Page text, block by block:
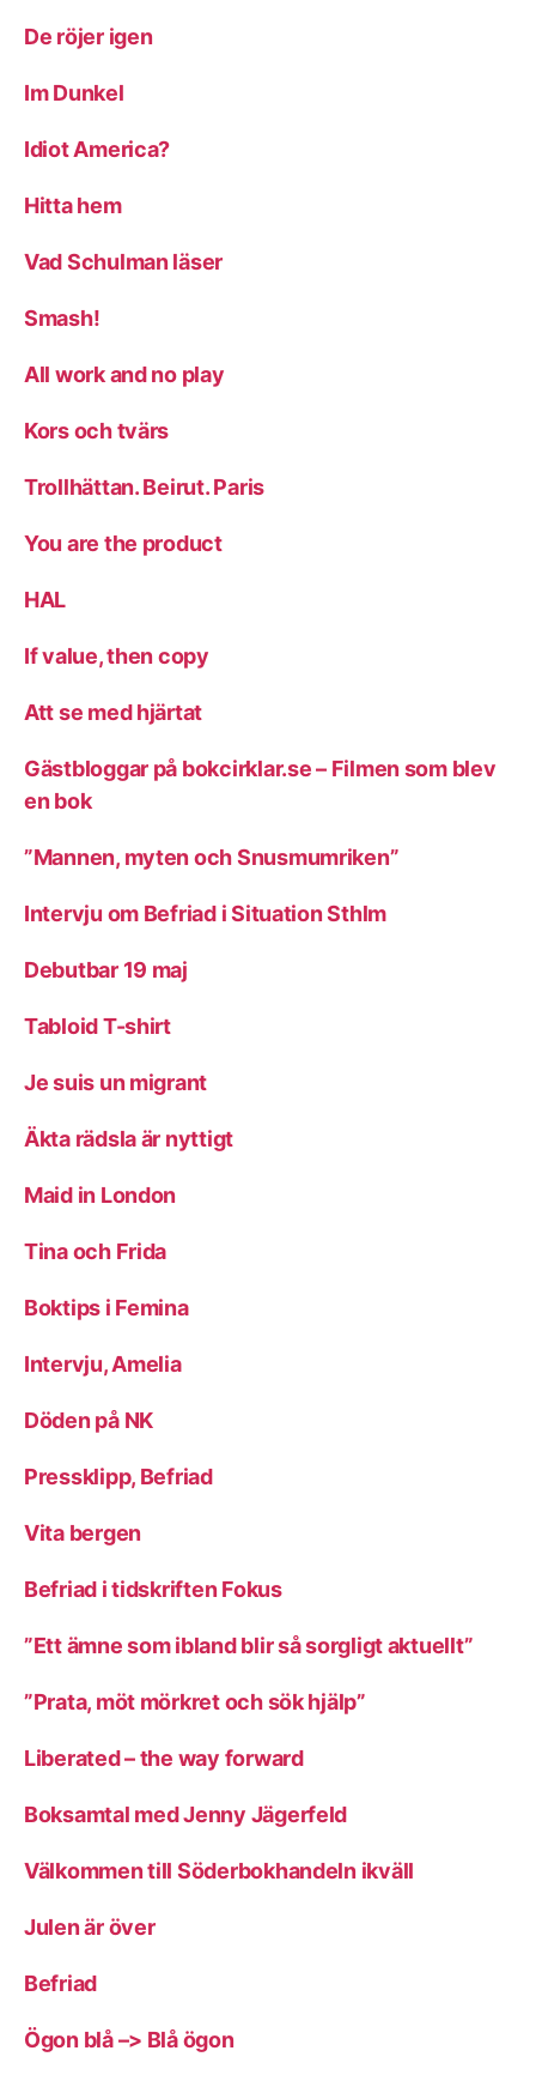
De röjer igen
Im Dunkel
Idiot America?
Hitta hem
Vad Schulman läser
Smash!
All work and no play
Kors och tvärs
Trollhättan. Beirut. Paris
You are the product
HAL
If value, then copy
Att se med hjärtat
Gästbloggar på bokcirklar.se – Filmen som blev
en bok
”Mannen, myten och Snusmumriken”
Intervju om Befriad i Situation Sthlm
Debutbar 19 maj
Tabloid T-shirt
Je suis un migrant
Äkta rädsla är nyttigt
Maid in London
Tina och Frida
Boktips i Femina
Intervju, Amelia
Döden på NK
Pressklipp, Befriad
Vita bergen
Befriad i tidskriften Fokus
”Ett ämne som ibland blir så sorgligt aktuellt”
”Prata, möt mörkret och sök hjälp”
Liberated – the way forward
Boksamtal med Jenny Jägerfeld
Välkommen till Söderbokhandeln ikväll
Julen är över
Befriad
Ögon blå –> Blå ögon